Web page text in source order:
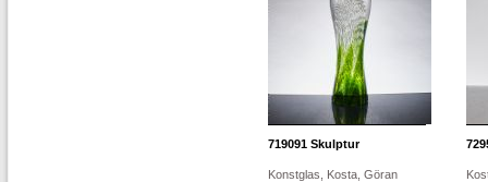
719091 Skulptur
Konstglas, Kosta, Göran